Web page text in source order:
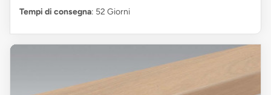
Tempi di consegna: 52 Giorni